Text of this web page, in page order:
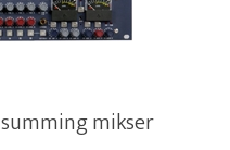
summing mikser